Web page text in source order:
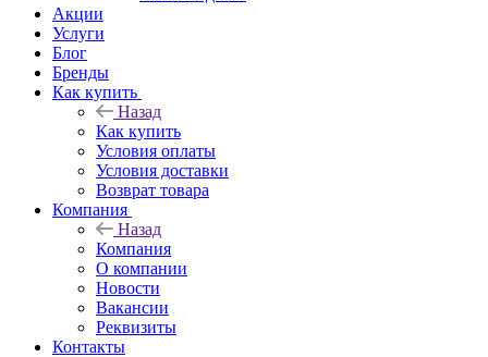
Акции
Услуги
Блог
Бренды
Как купить
Назад
Как купить
Условия оплаты
Условия доставки
Возврат товара
Компания
Назад
Компания
О компании
Новости
Вакансии
Реквизиты
Контакты